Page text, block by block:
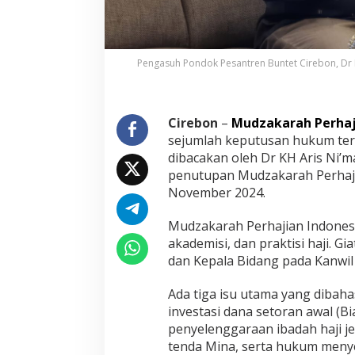
H
a
D
i
s
e
m
e
l
i
h
i
I
n
d
Pengasuh Pondok Pesantren Buntet Cirebon,
Cirebon – Mudzakarah
sejumlah keputusan hukum
dibacakan oleh Dr KH Aris
penutupan Mudzakarah
November 2024.
Mudzakarah Perhajian
akademisi, dan praktisi haji.
dan Kepala Bidang pada
Ada tiga isu utama yang
investasi dana setoran awal
penyelenggaraan ibadah haji
tenda Mina, serta hukum